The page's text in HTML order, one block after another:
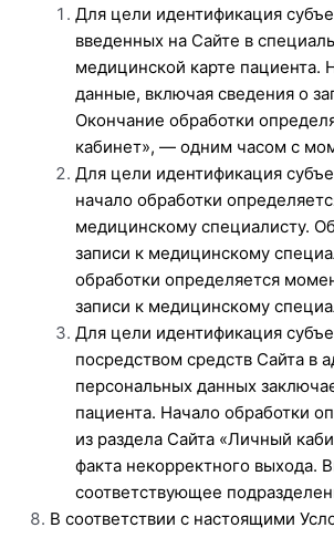
Для цели идентификация
введенных на Сайте в
медицинской карте пациента.
данные, включая сведения о
Окончание обработки
кабинет», — одним часом с
Для цели идентификация
начало обработки
медицинскому специалисту.
записи к медицинскому
обработки определяется
записи к медицинскому
Для цели идентификация
посредством средств Сайта
персональных данных
пациента. Начало обработки
из раздела Сайта «Личный
факта некорректного выхода.
соответствующее
В соответствии с настоящими